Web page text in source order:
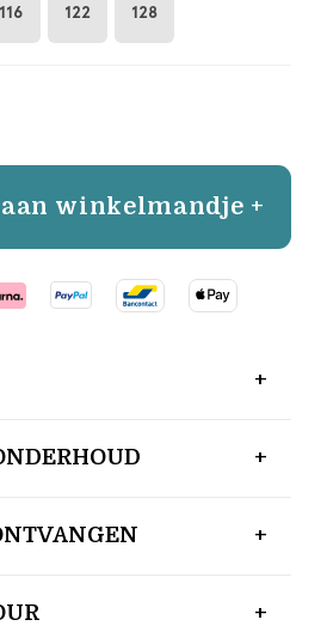
116 122 128
winkelmandje +